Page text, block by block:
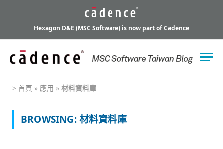
Hexagon D&E (MSC Software) is now part of Cadence
> 首頁 » 應用 » 材料資料庫
BROWSING:材料資料庫